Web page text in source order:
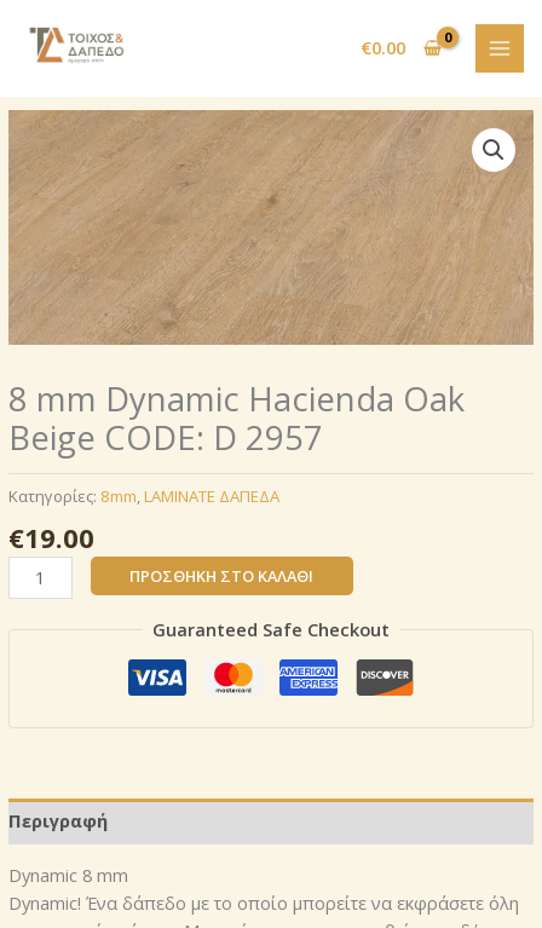
περιεχόμενο
€0.00
8 mm Dynamic Hacienda Oak
Beige CODE: D 2957
Κατηγορίες: 8mm, LAMINATE ΔΑΠΕΔΑ
€19.00
mm
Dynamic
CODE:
ποσότητα
ΠΡΟΣΘΉΚΗ ΣΤΟ ΚΑΛΆΘΙ
Guaranteed Safe Checkout
Περιγραφή
Dynamic 8 mm
Dynamic! Ένα δάπεδο με το οποίο μπορείτε να εκφράσετε όλη